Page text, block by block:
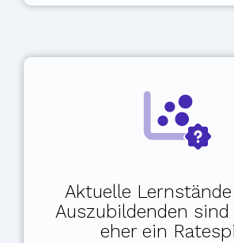
Aktuelle
Auszubildenden
eher ein